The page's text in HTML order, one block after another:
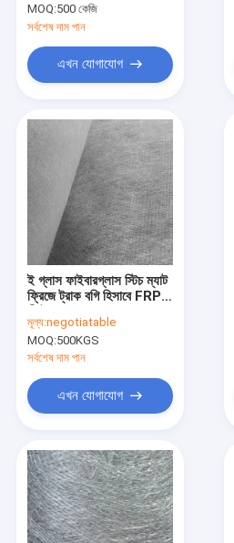
পণ্য
আমাদের সম্পর্কে
MOQ:500 কেজি
সর্বশেষ দাম পান
এখন যোগাযোগ
ই গ্লাস ফাইবারগ্লাস স্টিচ ম্যাট
ফ্রিজে ট্রাক বগি হিসাবে FRP
মূল্য:negotiatable
MOQ:500KGS
সর্বশেষ দাম পান
এখন যোগাযোগ